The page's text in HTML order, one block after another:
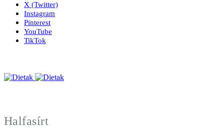
X (Twitter)
Instagram
Pinterest
YouTube
TikTok
Halfasírt